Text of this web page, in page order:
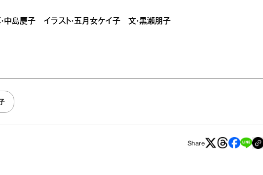
中島慶子 イラスト・五月女ケイ子 文・黒瀬朋子
Share